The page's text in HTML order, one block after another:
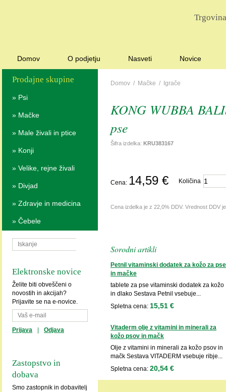
Domov O podjetju Nasveti Novice
Prodajne skupine
» Psi
» Mačke
» Male živali in ptice
» Konji
» Velike, rejne živali
» Divjad
» Zdravje in medicina
» Čebele
Elektronske novice
Želite biti obveščeni o
novostih in akcijah?
Prijavite se na e-novice.
Prijava Odjava
Zastopstvo in
dobava
Smo zastopnik in dobavitelj
Domov / Mačke / Igrače
KONG WUBBA
pse
Šifra izdelka: KRU383167
Cena: 14,59 € Količina
Cena izdelka je z 22,0% DDV. Vrednost DDV
Sorodni artikli
Petnil vitaminski dodatek za kožo za pse
in mačke
tablete za pse vitaminski dodatek za kožo
in dlako Sestava Petnil vsebuje...
Spletna cena: 15,51 €
Vitaderm olje z vitamini in minerali za
kožo psov in mačk
Olje z vitamini in minerali za kožo psov in
mačk Sestava VITADERM vsebuje ribje...
Spletna cena: 20,54 €